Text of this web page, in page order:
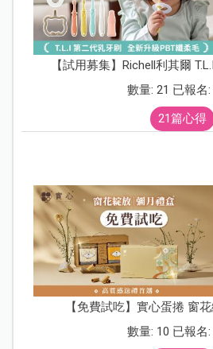
【試用募集】Richell利其爾
數量: 21 已報名
21篇心得
【免費試吃】實心蛋捲 窗
數量: 10 已報名